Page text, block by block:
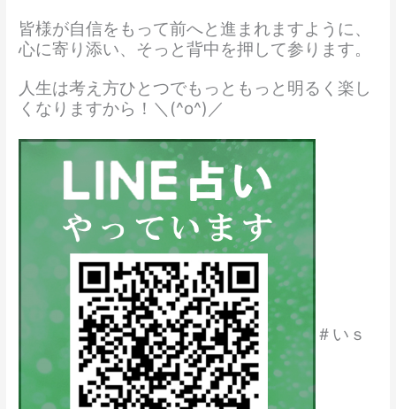
皆様が自信をもって前へと進まれますように、
心に寄り添い、そっと背中を押して参ります。
人生は考え方ひとつでもっともっと明るく楽し
くなりますから！＼(^o^)／
＃いｓ